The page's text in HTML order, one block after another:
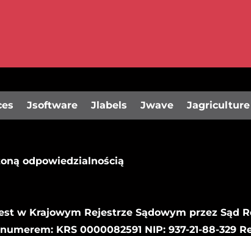
Jsoftware Jlabels Jwave Jagriculture
odpowiedzialnością
w Krajowym Rejestrze Sądowym przez Sąd
KRS 0000082591 NIP: 937-21-88-329